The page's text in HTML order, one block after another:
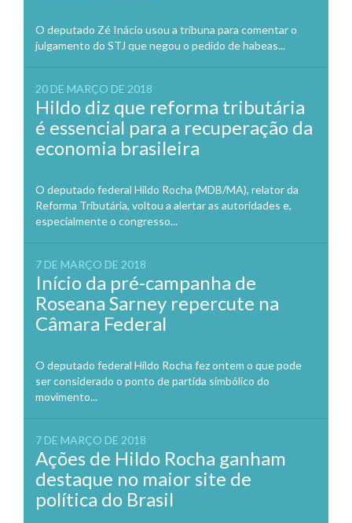
O deputado Zé Inácio usou a tribuna para comentar o
julgamento do STJ que negou o pedido de habeas...
20 DE MARÇO DE 2018
Hildo diz que reforma tributária
é essencial para a recuperação da
economia brasileira
O deputado federal Hildo Rocha (MDB/MA), relator da
Reforma Tributária, voltou a alertar as autoridades e,
especialmente o congresso...
7 DE MARÇO DE 2018
Início da pré-campanha de
Roseana Sarney repercute na
Câmara Federal
O deputado federal Hildo Rocha fez ontem o que pode
ser considerado o ponto de partida simbólico do
movimento...
7 DE MARÇO DE 2018
Ações de Hildo Rocha ganham
destaque no maior site de
política do Brasil